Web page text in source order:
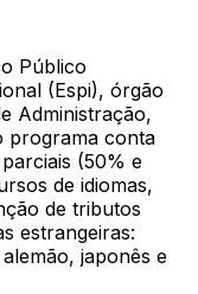
Público
(Espi), órgão
Administração,
programa conta
(50% e
de idiomas,
de tributos
estrangeiras:
japonês e